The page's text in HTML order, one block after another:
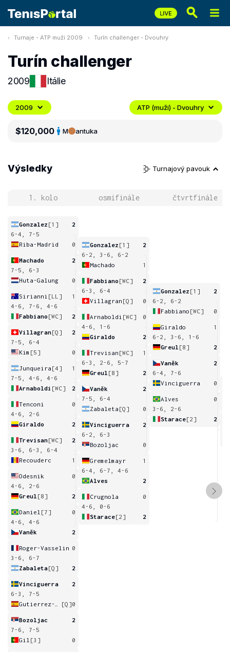
Turnaje - ATP muži 2009 Turín challenger - Dvouhry
Turín challenger
2009 Itálie
2009 ATP (muži) - Dvouhry
$120,000 M antuka
Výsledky Turnajový pavouk
1. kolo osmifinále čtvrtfinále
Gonzalez [1]
2
6-4, 7-5
Riba-Madrid
0
Machado
2
7-5, 6-3
Huta-Galung
0
Sirianni [LL]
1
4-6, 7-6, 4-6
Fabbiano [WC] 2
Villagran[Q]
2
7-5, 6-4
Kim [5] 0
Junqueira [4]
1
7-5, 4-6, 4-6
Arnaboldi [WC] 2
Tenconi
0
4-6, 2-6
Giraldo
2
Trevisan[WC]
2
3-6, 6-3, 6-4
Recouderc
1
Odesnik
0
4-6, 2-6
Greul [8] 2
Daniel [7]
0
4-6, 4-6
Vaněk
2
Roger-Vasselin 0
3-6, 6-7
Zabaleta[Q] 2
Vinciguerra
2
6-3, 7-5
[Q]0
Bozoljac
2
7-6, 7-5
Gil [3] 0
Gonzalez [1]
2
6-2, 3-6, 6-2
Machado
1
Fabbiano [WC]
2
6-3, 6-4
Villagran [Q] 0
Arnaboldi [WC]
0
4-6, 1-6
Giraldo
2
Trevisan [WC]
1
6-3, 2-6, 5-7
Greul [8] 2
Vaněk
2
7-5, 6-4
Zabaleta [Q] 0
Vinciguerra
2
6-2, 6-3
Bozoljac
0
Gremelmayr
1
6-4, 6-7, 4-6
Alves
2
Crugnola
0
4-6, 0-6
Starace[2] 2
Gonzalez [1]
2
6-2, 6-2
Fabbiano [WC] 0
Giraldo
1
6-2, 3-6, 1-6
Greul [8] 2
Vaněk
2
6-4, 7-6
Vinciguerra
0
Alves
0
3-6, 2-6
Starace[2] 2